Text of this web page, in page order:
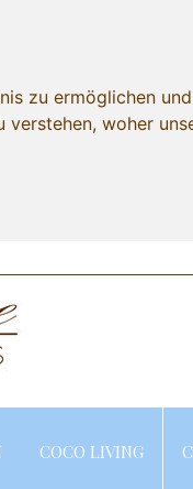
zu ermöglichen
woher
Lieferland
COCO LIVING